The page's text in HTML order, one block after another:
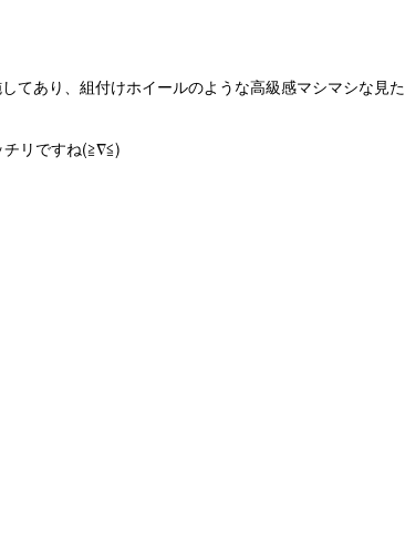
てあり、組付けホイールのような高級感マシマシな見た
チリですね(≧∇≦)